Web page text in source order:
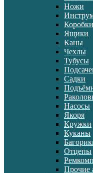
Ножи
Коробки
Ящики
Каны
Чехлы
Тубусы
Садки
Насосы
Якоря
Кружки
Куканы
Отцепы
Прочие